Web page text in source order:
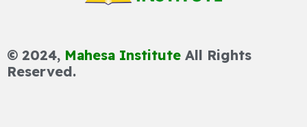
© 2024, Mahesa Institute All Rights
Reserved.